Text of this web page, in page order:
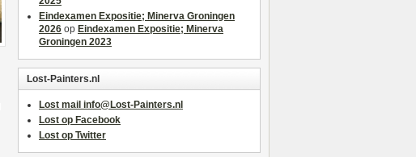
Eindexamen Expositie; Minerva Groningen
2026 op Eindexamen Expositie; Minerva
Groningen 2023
Lost-Painters.nl
Lost mail info@Lost-Painters.nl
Lost op Facebook
Lost op Twitter